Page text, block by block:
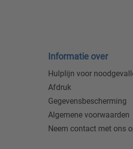
Informatie over
Hulplijn voor
Afdruk
Gegevensbescherming
Algemene voorwaarden
Neem contact met ons